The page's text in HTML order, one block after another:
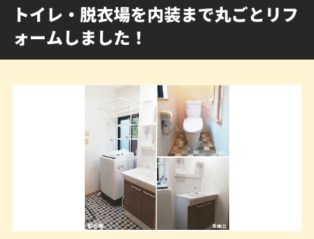
トイレ・脱衣場を内装まで丸ごとリフ
ォームしました！